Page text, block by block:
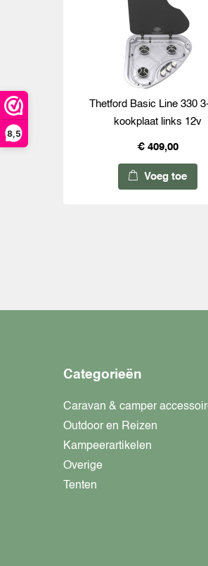
8,5
Thetford Basic Line 330
kookplaat links 12v
€ 409,00
Voeg toe
Categorieën
Caravan & camper
Outdoor en Reizen
Kampeerartikelen
Overige
Tenten